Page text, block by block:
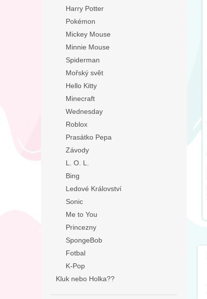
Harry Potter
Pokémon
Mickey Mouse
Minnie Mouse
Spiderman
Mořský svět
Hello Kitty
Minecraft
Wednesday
Roblox
Prasátko Pepa
Závody
L. O. L.
Bing
Ledové Království
Sonic
Me to You
Princezny
SpongeBob
Fotbal
K-Pop
Kluk nebo Holka??